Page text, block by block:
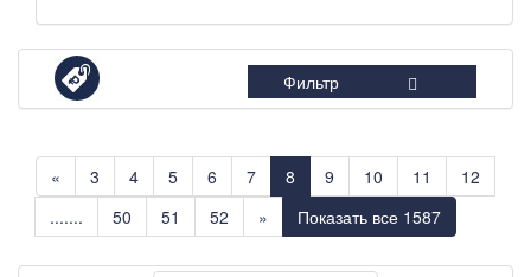
Фильтр
« 3 4 5 6 7 8 9 10 11
12
.......
50 51 52 » Показать все 1587